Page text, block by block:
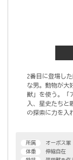
2番目に登場し
な男。動物が大
獣」を使う。「
入、星史たちと
の探索に力を入
所属 オーボス軍
体重
伸縮自在